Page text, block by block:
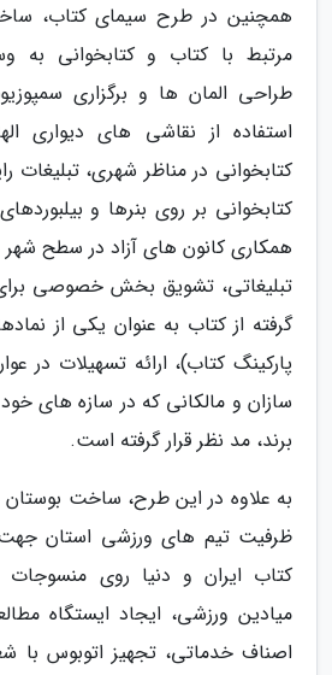
همچنین در طرح سیمای کتاب،
مرتبط با کتاب و کتابخوانی به
طراحی المان ها و برگزاری
استفاده از نقاشی های دیواری
کتابخوانی در مناظر شهری، تبلیغات
کتابخوانی بر روی بنرها و
همکاری کانون های آزاد در سطح
تبلیغاتی، تشویق بخش خصوصی برای
گرفته از کتاب به عنوان یکی از
پارکینگ کتاب)، ارائه تسهیلات در
سازان و مالکانی که در سازه های
برند، مد نظر قرار گرفته است.
به علاوه در این طرح، ساخت بوستان
ظرفیت تیم های ورزشی استان جهت
کتاب ایران و دنیا روی
میادین ورزشی، ایجاد ایستگاه
اصناف خدماتی، تجهیز اتوبوس با